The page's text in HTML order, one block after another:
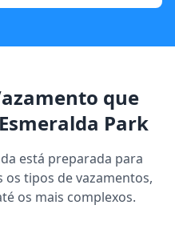
que
Park
está preparada para
tipos de vazamentos,
os mais complexos.